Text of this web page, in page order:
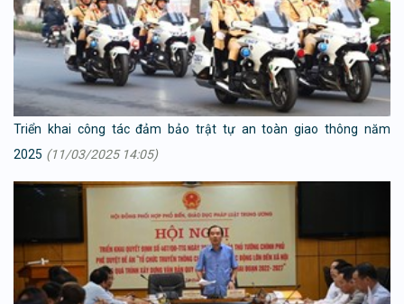
Triển khai công tác đảm bảo trật tự an toàn giao thông năm
2025 (11/03/2025 14:05)